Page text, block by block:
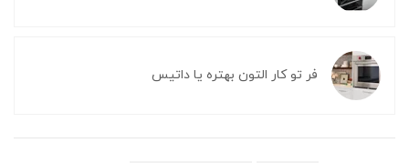
فر تو کار التون بهتره یا داتیس